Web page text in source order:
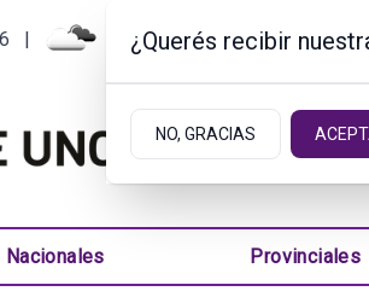
| 6.7ºC | ARGENTINA
Nacionales Provinciales
¿Querés recibir
NO, GRACIAS